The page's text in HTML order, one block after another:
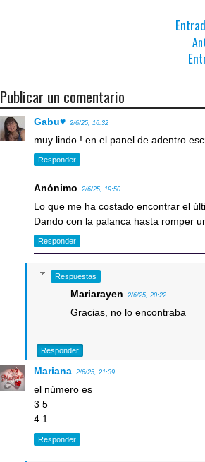
Publicar un comentario
Gabu♥ 2/6/25, 16:32
muy lindo ! en el panel de adentro
Responder
Anónimo 2/6/25, 19:50
Lo que me ha costado encontrar el
Dando con la palanca hasta romper
Responder
Respuestas
Mariarayen 2/6/25, 20:22
Gracias, no lo encontraba
Responder
Mariana 2/6/25, 21:39
el número es
3 5
4 1
Responder